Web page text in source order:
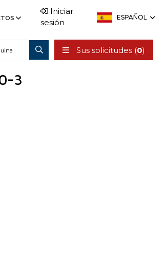
Iniciar
sesión
ESPAÑOL
Sus solicitudes (0)
3